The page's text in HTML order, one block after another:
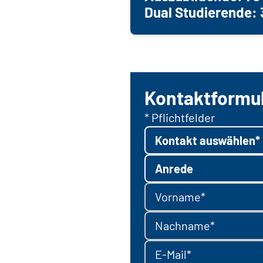
Dual Studierende:
* Pflichtfelder
Kontakt auswählen*
Anrede
Vorname*
Nachname*
E-Mail*